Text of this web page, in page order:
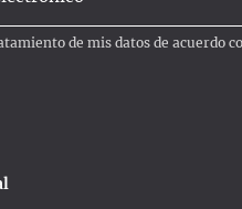
de mis datos de acuerdo